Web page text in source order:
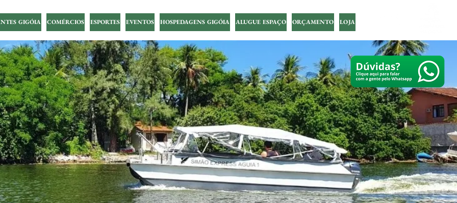
GIGÓIA COMÉRCIOS ESPORTES EVENTOS HOSPEDAGENS GIGÓIA ALUGUE ESPAÇO ORÇAMENTO LOJA